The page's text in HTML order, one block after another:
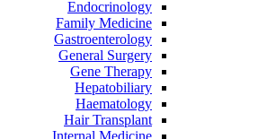
Endocrinology
Family Medicine
Gastroenterology
General Surgery
Gene Therapy
Hepatobiliary
Haematology
Hair Transplant
Internal Medicine